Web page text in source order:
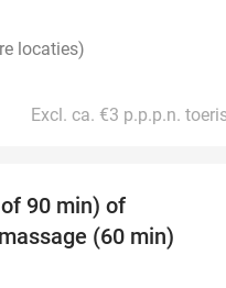
locaties)
Excl. ca. €3 p.p.p.n.
90 min) of
(60 min)